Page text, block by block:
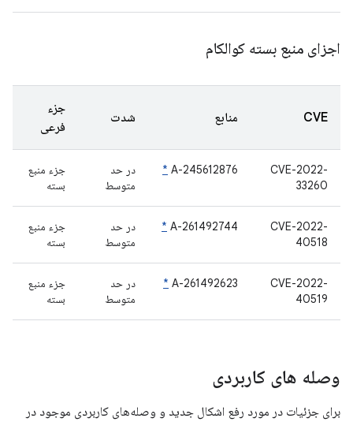
اجزای منبع بسته کوالکام
CVE منابع شدت
جزء
فرعی
CVE-2022-
33260
A-245612876
*
در حد
متوسط
جزء منبع
بسته
CVE-2022-
40518
A-261492744
*
در حد
متوسط
جزء منبع
بسته
CVE-2022-
40519
A-261492623
*
در حد
متوسط
جزء منبع
بسته
وصله های کاربردی
برای جزئیات در مورد رفع اشکال جدید و وصله‌های کاربردی موجود در